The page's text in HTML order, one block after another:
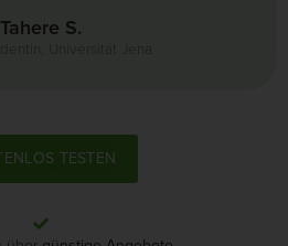
Tahere S.
TESTEN